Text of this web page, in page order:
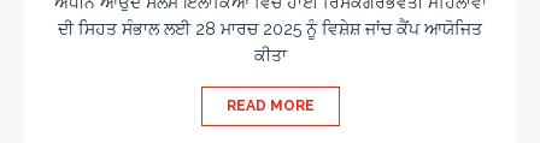
ਦੀ ਸਿਹਤ ਸੰਭਾਲ ਲਈ 28 ਮਾਰਚ 2025 ਨੂੰ ਵਿਸ਼ੇਸ਼ ਜਾਂਚ ਕੈਂਪ ਆਯੋਜਿਤ
ਕੀਤਾ
READ MORE